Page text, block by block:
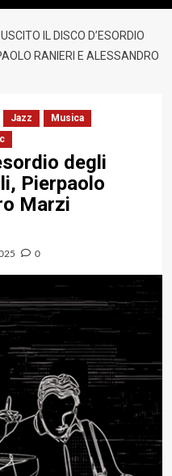
USCITO IL DISCO D’ESORDIO
RANIERI E ALESSANDRO
Jazz
Musica
degli
Pierpaolo
Marzi
0